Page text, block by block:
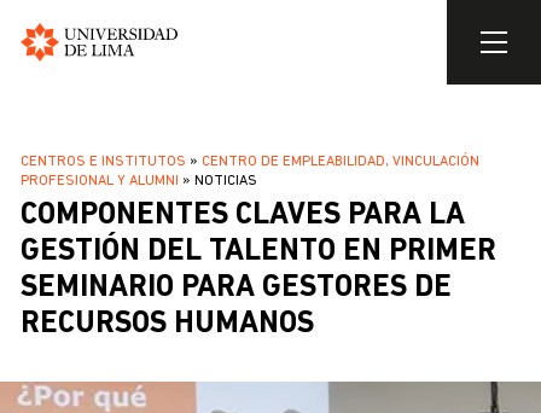
contenido
SOBRESCRIBIR
ENLACES
DE
AYUDA
A
LA
CENTROS E INSTITUTOS
CENTRO DE EMPLEABILIDAD, VINCULACIÓN
PROFESIONAL Y ALUMNI
NOTICIAS
COMPONENTES CLAVES PARA LA
GESTIÓN DEL TALENTO EN PRIMER
SEMINARIO PARA GESTORES DE
RECURSOS HUMANOS